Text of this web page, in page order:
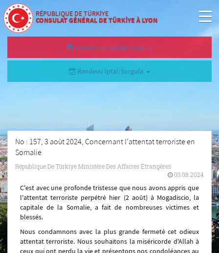
RÉPUBLIQUE DE TÜRKİYE
CONSULAT GÉNÉRAL DE TÜRKİYE À LYON
Prendre un rendez-vous
Randevu İptal/Sorgula
No : 157, 3 août 2024, Concernant l’attentat terroriste en
Somalie
République De Türkiye Ministère Des Affaires Étrangères
03.08.2024
C'est avec une profonde tristesse que nous avons appris que
l'attentat terroriste perpétré hier (2 août) à Mogadiscio, la
capitale de la Somalie, a fait de nombreuses victimes et
blessés.
Nous condamnons avec la plus grande fermeté cet odieux
attentat terroriste. Nous souhaitons la miséricorde d'Allah à
ceux qui ont perdu la vie et présentons nos condoléances au